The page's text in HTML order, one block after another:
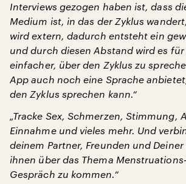
Interviews gezogen haben ist, dass
Medium ist, in das der Zyklus
wird extern, dadurch entsteht ein
und durch diesen Abstand wird es
einfacher, über den Zyklus zu
App auch noch eine Sprache
den Zyklus sprechen kann.“
„Tracke Sex, Schmerzen, Stimmung,
Einnahme und vieles mehr. Und
deinem Partner, Freunden und
ihnen über das Thema
Gespräch zu kommen.“